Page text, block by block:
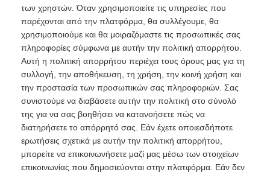
των χρηστών. Όταν χρησιμοποιείτε τις υπηρεσίες που
παρέχονται από την πλατφόρμα, θα συλλέγουμε, θα
χρησιμοποιούμε και θα μοιραζόμαστε τις προσωπικές σας
πληροφορίες σύμφωνα με αυτήν την πολιτική απορρήτου.
Αυτή η πολιτική απορρήτου περιέχει τους όρους μας για τη
συλλογή, την αποθήκευση, τη χρήση, την κοινή χρήση και
την προστασία των προσωπικών σας πληροφοριών. Σας
συνιστούμε να διαβάσετε αυτήν την πολιτική στο σύνολό
της για να σας βοηθήσει να κατανοήσετε πώς να
διατηρήσετε το απόρρητό σας. Εάν έχετε οποιεσδήποτε
ερωτήσεις σχετικά με αυτήν την πολιτική απορρήτου,
μπορείτε να επικοινωνήσετε μαζί μας μέσω των στοιχείων
επικοινωνίας που δημοσιεύονται στην πλατφόρμα. Εάν δεν